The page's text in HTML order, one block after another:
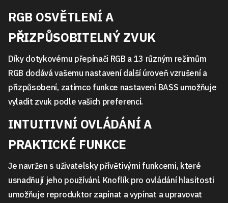
RGB OSVĚTLENÍ A
PŘIZPŮSOBITELNÝ ZVUK
Díky dotykovému přepínači RGB a 13 různým režimům
RGB dodává vašemu nastavení další úroveň vzrušení a
přizpůsobení, zatímco funkce nastavení BASS umožňuje
vyladit zvuk podle vašich preferencí.
INTUITIVNÍ OVLÁDÁNÍ A
PRAKTICKÉ FUNKCE
Je navržen s uživatelsky přívětivými funkcemi, které
usnadňují jeho používání. Knoflík pro ovládání hlasitosti
umožňuje reproduktor zapínat a vypínat a upravovat